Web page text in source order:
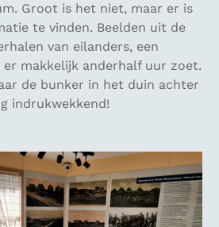
Groot is het niet, maar er is
te vinden. Beelden uit de
van eilanders, een
makkelijk anderhalf uur zoet.
de bunker in het duin achter
indrukwekkend!